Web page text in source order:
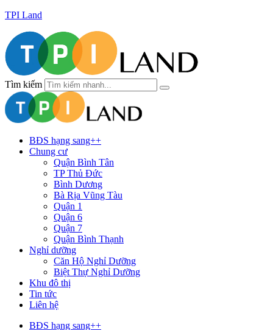
TPI Land
Tìm kiếm
BĐS hạng sang++
Chung cư
Quận Bình Tân
TP Thủ Đức
Bình Dương
Bà Rịa Vũng Tàu
Quận 1
Quận 6
Quận 7
Quận Bình Thạnh
Nghỉ dưỡng
Căn Hộ Nghỉ Dưỡng
Biệt Thự Nghỉ Dưỡng
Khu đô thị
Tin tức
Liên hệ
BĐS hạng sang++